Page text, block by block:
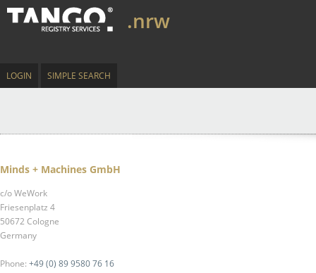
.nrw
LOGIN SIMPLE SEARCH
Minds + Machines GmbH
c/o WeWork
Friesenplatz 4
50672 Cologne
Germany
Phone: +49 (0) 89 9580 76 16